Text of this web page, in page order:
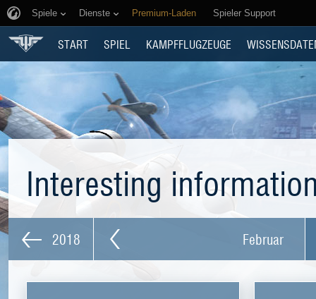
Spiele Dienste Premium-Laden Spieler Support
START SPIEL KAMPFFLUGZEUGE
Interesting
2018 Februar